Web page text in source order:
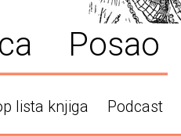
Posao
lista knjiga Podcast